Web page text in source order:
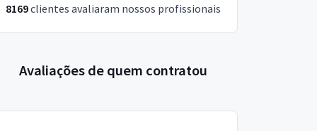
8169clientes avaliaram nossos profissionais
Avaliações de quem contratou